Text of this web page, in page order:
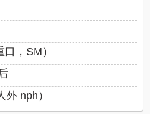
，SM）
nph）